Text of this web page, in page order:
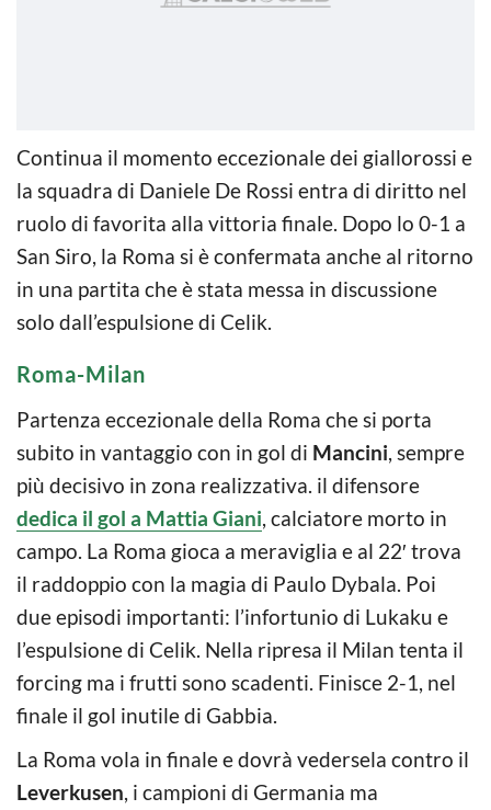
Continua il momento eccezionale dei giallorossi e
la squadra di Daniele De Rossi entra di diritto nel
ruolo di favorita alla vittoria finale. Dopo lo 0-1 a
San Siro, la Roma si è confermata anche al ritorno
in una partita che è stata messa in discussione
solo dall’espulsione di Celik.
Roma-Milan
Partenza eccezionale della Roma che si porta
subito in vantaggio con in gol di Mancini, sempre
più decisivo in zona realizzativa. il difensore
dedica il gol a Mattia Giani, calciatore morto in
campo. La Roma gioca a meraviglia e al 22′ trova
il raddoppio con la magia di Paulo Dybala. Poi
due episodi importanti: l’infortunio di Lukaku e
l’espulsione di Celik. Nella ripresa il Milan tenta il
forcing ma i frutti sono scadenti. Finisce 2-1, nel
finale il gol inutile di Gabbia.
La Roma vola in finale e dovrà vedersela contro il
Leverkusen, i campioni di Germania ma